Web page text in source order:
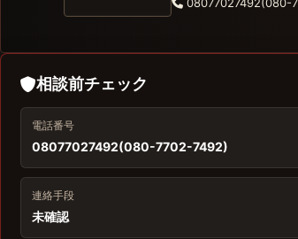
相談前チェック
電話番号
08077027492(080-7702-7492)
連絡手段
未確認